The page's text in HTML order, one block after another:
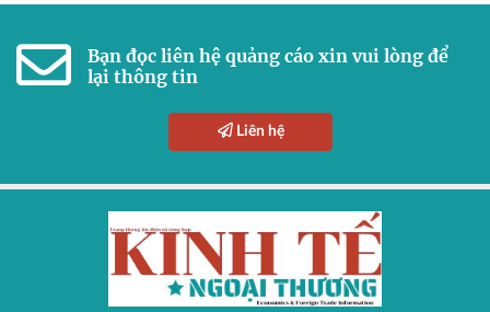
Bạn đọc liên hệ quảng cáo xin vui lòng để
lại thông tin
Liên hệ